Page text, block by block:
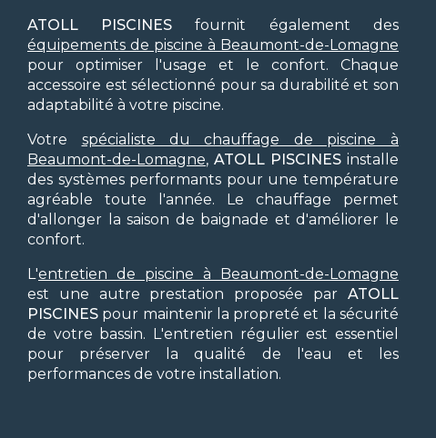
ATOLL PISCINES fournit également des
équipements de piscine à Beaumont-de-Lomagne
pour optimiser l'usage et le confort. Chaque
accessoire est sélectionné pour sa durabilité et son
adaptabilité à votre piscine.
Votre spécialiste du chauffage de piscine à
Beaumont-de-Lomagne, ATOLL PISCINES installe
des systèmes performants pour une température
agréable toute l'année. Le chauffage permet
d'allonger la saison de baignade et d'améliorer le
confort.
L'entretien de piscine à Beaumont-de-Lomagne
est une autre prestation proposée par ATOLL
PISCINES pour maintenir la propreté et la sécurité
de votre bassin. L'entretien régulier est essentiel
pour préserver la qualité de l'eau et les
performances de votre installation.